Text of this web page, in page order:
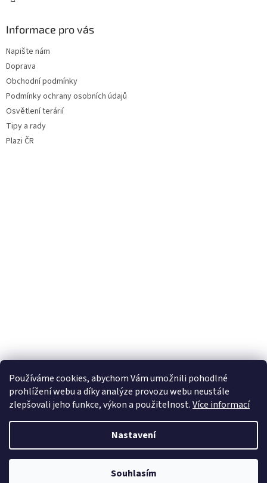
Používáme cookies, abychom Vám umožnili pohodlné
prohlížení webu a díky analýze provozu webu neustále
zlepšovali jeho funkce, výkon a použitelnost.Více informací
Nastavení
Souhlasím
Informace pro vás
Napište nám
Doprava
Obchodní podmínky
Podmínky ochrany osobních údajů
Osvětlení terárií
Tipy a rady
Plazi ČR
Vytvořil Shoptet
TeraShop.cz. Všechna práva vyhrazena.